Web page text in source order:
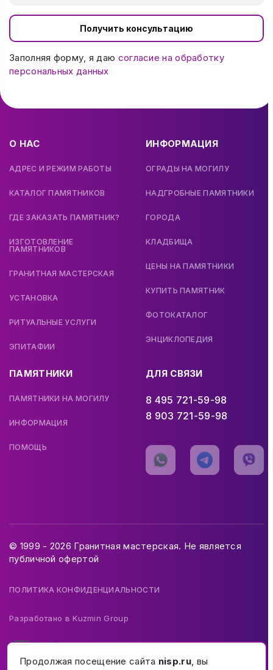
Получить консультацию
Заполняя форму, я даю согласие на обработку
персональных данных
О НАС
АДРЕС И РЕЖИМ РАБОТЫ
КАТАЛОГ ПАМЯТНИКОВ
ГДЕ ЗАКАЗАТЬ ПАМЯТНИК?
ИЗГОТОВЛЕНИЕ
ПАМЯТНИКОВ
ГРАНИТНАЯ МАСТЕРСКАЯ
УСТАНОВКА
РИТУАЛЬНЫЕ УСЛУГИ
ЭПИТАФИИ
ИНФОРМАЦИЯ
ОГРАДЫ НА МОГИЛУ
НАДГРОБНЫЕ ПАМЯТНИКИ
ГОРОДА
КЛАДБИЩА
ЦЕНЫ НА ПАМЯТНИКИ
КУПИТЬ ПАМЯТНИК
ФОТОКАТАЛОГ
ЭНЦИКЛОПЕДИЯ
ПАМЯТНИКИ
ПАМЯТНИКИ НА МОГИЛУ
ИНФОРМАЦИЯ
ПОМОЩЬ
ДЛЯ СВЯЗИ
8 495 721-59-98
8 903 721-59-98
© 1999 - 2026 Гранитная мастерская. Не является
публичной офертой
ПОЛИТИКА КОНФИДЕНЦИАЛЬНОСТИ
Разработано вKuzmin Group
Продолжая посещение сайта nisp.ru, вы